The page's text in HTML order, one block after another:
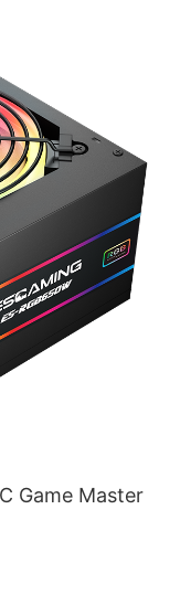
Game Master